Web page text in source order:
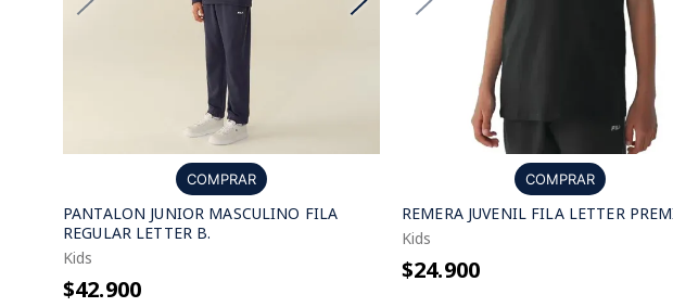
COMPRAR
PANTALON JUNIOR MASCULINO FILA
REGULAR LETTER B.
Kids
$42.900
COMPRAR
REMERA JUVENIL FILA LETTER
Kids
$24.900